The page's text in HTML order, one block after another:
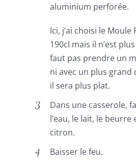
aluminium perforée.
Ici, j’ai choisi le
190cl mais il n’est
faut pas prendre un
ni avec un plus
il sera plus plat.
Dans une casserole,
l’eau, le lait, le beurre
citron.
Baisser le feu.